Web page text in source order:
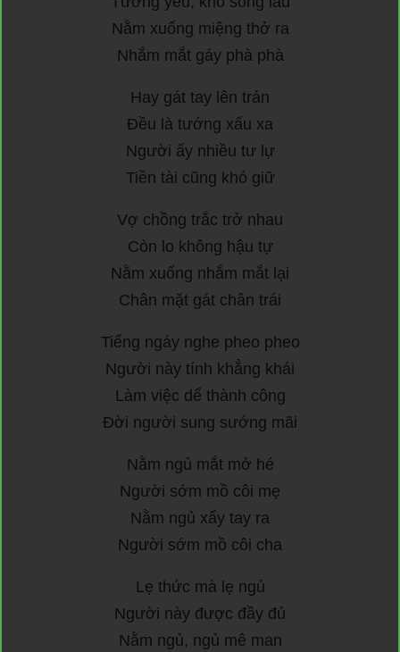
Nằm xuống miệng thở ra
Nhắm mắt gáy phà phà
Hay gát tay lên trán
Đều là tướng xấu xa
Người ấy nhiều tư lự
Tiền tài cũng khó giữ
Vợ chồng trắc trở nhau
Còn lo không hậu tự
Nằm xuống nhắm mắt lại
Chân mặt gát chân trái
Tiếng ngáy nghe pheo pheo
Người này tính khẳng khái
Làm việc dể thành công
Đời người sung sướng mãi
Nằm ngủ mắt mở hé
Người sớm mồ côi mẹ
Nằm ngủ xẩy tay ra
Người sớm mồ côi cha
Lẹ thức mà lẹ ngủ
Người này được đầy đủ
Nằm ngủ, ngủ mê man